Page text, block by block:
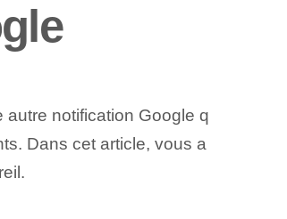
notification Google q
Dans cet article, vous a